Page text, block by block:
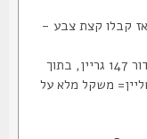
קצת צבע -
אקדח גלוק 19c דור 3, 16 כדור 147 גריין, בתוך
משקל מלא על